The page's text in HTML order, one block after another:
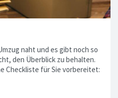
naht und es gibt noch so
den Überblick zu behalten.
Checkliste für Sie vorbereitet: